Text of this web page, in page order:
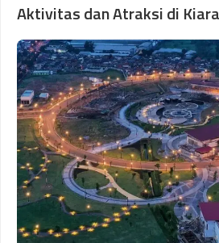
Aktivitas dan Atraksi di